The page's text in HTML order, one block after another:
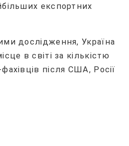
експортних
дослідження, Україна
в світі за кількістю
після США, Росії